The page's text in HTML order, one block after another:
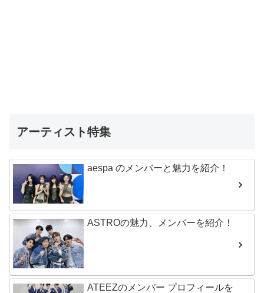
アーティスト特集
aespa のメンバーと魅力を紹介！
ASTROの魅力、メンバーを紹介！
ATEEZのメンバー プロフィールを